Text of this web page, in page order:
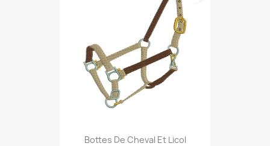
Bottes De Cheval Et Licol